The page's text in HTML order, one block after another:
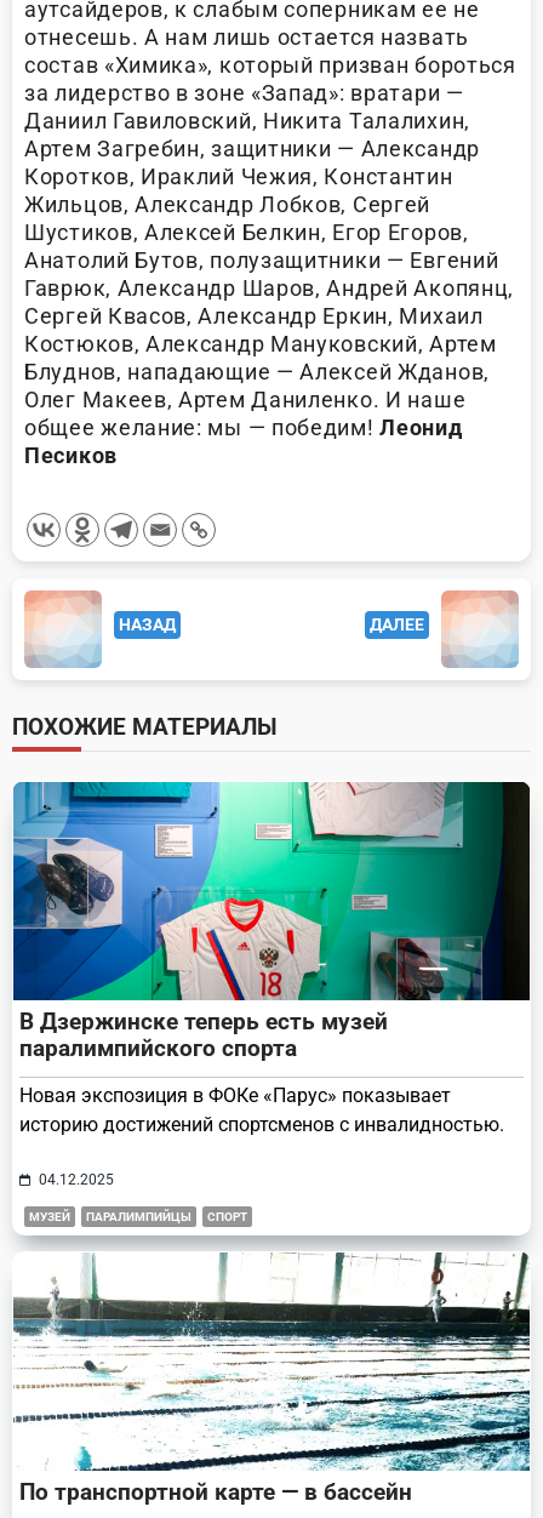
аутсайдеров, к слабым соперникам ее не
отнесешь. А нам лишь остается назвать
состав «Химика», который призван бороться
за лидерство в зоне «Запад»: вратари —
Даниил Гавиловский, Никита Талалихин,
Артем Загребин, защитники — Александр
Коротков, Ираклий Чежия, Константин
Жильцов, Александр Лобков, Сергей
Шустиков, Алексей Белкин, Егор Егоров,
Анатолий Бутов, полузащитники — Евгений
Гаврюк, Александр Шаров, Андрей Акопянц,
Сергей Квасов, Александр Еркин, Михаил
Костюков, Александр Мануковский, Артем
Блуднов, нападающие — Алексей Жданов,
Олег Макеев, Артем Даниленко. И наше
общее желание: мы — победим!Леонид
Песиков
<span
class="nav-
subtitle
screen-
reader-
text">Page</span>
НАЗАД ДАЛЕЕ
ПОХОЖИЕ МАТЕРИАЛЫ
В Дзержинске теперь есть музей
паралимпийского спорта
Новая экспозиция в ФОКе «Парус» показывает
историю достижений спортсменов с инвалидностью.
04.12.2025
МУЗЕЙ ПАРАЛИМПИЙЦЫ СПОРТ
По транспортной карте — в бассейн